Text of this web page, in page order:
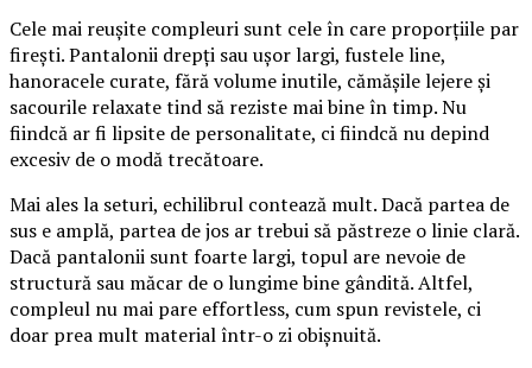
Cele mai reușite compleuri sunt cele în care proporțiile par
firești. Pantalonii drepți sau ușor largi, fustele line,
hanoracele curate, fără volume inutile, cămășile lejere și
sacourile relaxate tind să reziste mai bine în timp. Nu
fiindcă ar fi lipsite de personalitate, ci fiindcă nu depind
excesiv de o modă trecătoare.
Mai ales la seturi, echilibrul contează mult. Dacă partea de
sus e amplă, partea de jos ar trebui să păstreze o linie clară.
Dacă pantalonii sunt foarte largi, topul are nevoie de
structură sau măcar de o lungime bine gândită. Altfel,
compleul nu mai pare effortless, cum spun revistele, ci
doar prea mult material într-o zi obișnuită.